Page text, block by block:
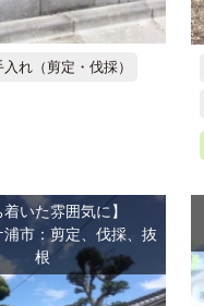
れ（剪定・伐採）
いた雰囲気に】
市：剪定、伐採、抜
根